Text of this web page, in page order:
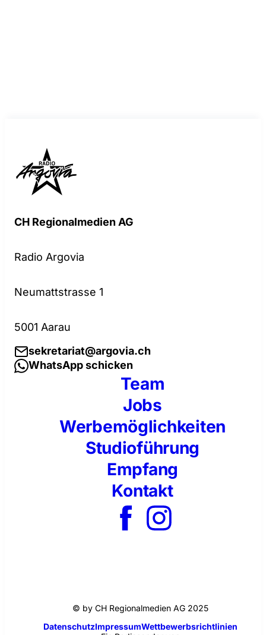
CH Regionalmedien AG
Radio Argovia
Neumattstrasse 1
5001 Aarau
sekretariat@argovia.ch
WhatsApp schicken
Team
Jobs
Werbemöglichkeiten
Studioführung
Empfang
Kontakt
© by CH Regionalmedien AG 2025
DatenschutzImpressumWettbewerbsrichtlinien